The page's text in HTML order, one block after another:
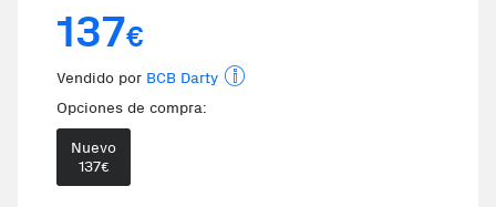
137€
Vendido por BCB Darty
Opciones de compra:
Nuevo
137€